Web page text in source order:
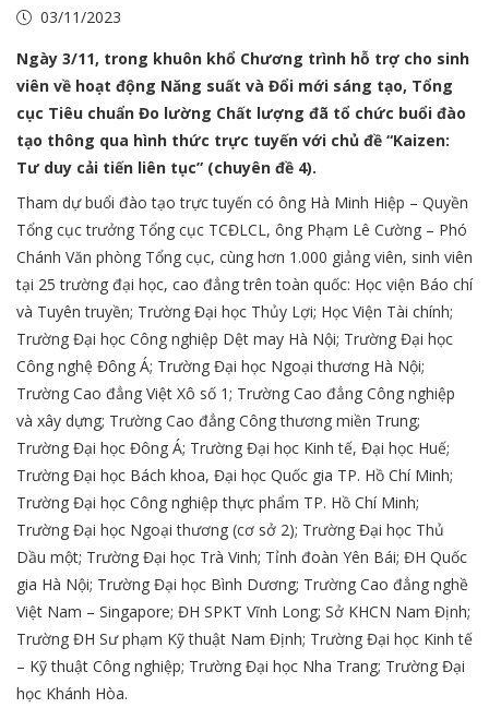
03/11/2023
Ngày 3/11, trong khuôn khổ Chương trình hỗ trợ cho sinh
viên về hoạt động Năng suất và Đổi mới sáng tạo, Tổng
cục Tiêu chuẩn Đo lường Chất lượng đã tổ chức buổi đào
tạo thông qua hình thức trực tuyến với chủ đề “Kaizen:
Tư duy cải tiến liên tục” (chuyên đề 4).
Tham dự buổi đào tạo trực tuyến có ông Hà Minh Hiệp – Quyền
Tổng cục trưởng Tổng cục TCĐLCL, ông Phạm Lê Cường – Phó
Chánh Văn phòng Tổng cục, cùng hơn 1.000 giảng viên, sinh viên
tại 25 trường đại học, cao đẳng trên toàn quốc: Học viện Báo chí
và Tuyên truyền; Trường Đại học Thủy Lợi; Học Viện Tài chính;
Trường Đại học Công nghiệp Dệt may Hà Nội; Trường Đại học
Công nghệ Đông Á; Trường Đại học Ngoại thương Hà Nội;
Trường Cao đẳng Việt Xô số 1; Trường Cao đẳng Công nghiệp
và xây dựng; Trường Cao đẳng Công thương miền Trung;
Trường Đại học Đông Á; Trường Đại học Kinh tế, Đại học Huế;
Trường Đại học Bách khoa, Đại học Quốc gia TP. Hồ Chí Minh;
Trường Đại học Công nghiệp thực phẩm TP. Hồ Chí Minh;
Trường Đại học Ngoại thương (cơ sở 2); Trường Đại học Thủ
Dầu một; Trường Đại học Trà Vinh; Tỉnh đoàn Yên Bái; ĐH Quốc
gia Hà Nội; Trường Đại học Bình Dương; Trường Cao đẳng nghề
Việt Nam – Singapore; ĐH SPKT Vĩnh Long; Sở KHCN Nam Định;
Trường ĐH Sư phạm Kỹ thuật Nam Định; Trường Đại học Kinh tế
– Kỹ thuật Công nghiệp; Trường Đại học Nha Trang; Trường Đại
học Khánh Hòa.